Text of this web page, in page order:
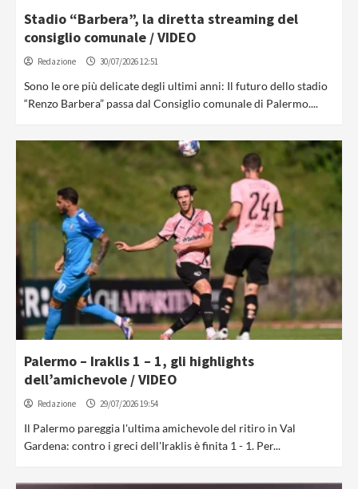
Stadio “Barbera”, la diretta streaming del
consiglio comunale / VIDEO
Redazione 30/07/2026 12:51
Sono le ore più delicate degli ultimi anni: Il futuro dello stadio
“Renzo Barbera” passa dal Consiglio comunale di Palermo....
Palermo – Iraklis 1 – 1, gli highlights
dell’amichevole / VIDEO
Redazione 29/07/2026 19:54
Il Palermo pareggia l'ultima amichevole del ritiro in Val
Gardena: contro i greci dell'Iraklis è finita 1 - 1. Per...